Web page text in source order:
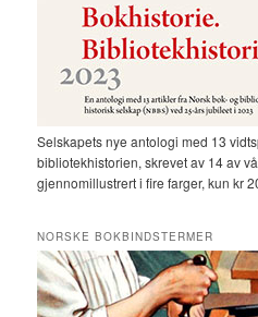
Selskapets nye antologi med 13
bibliotekhistorien, skrevet av 14 av
gjennomillustrert i fire farger, kun kr
NORSKE BOKBINDSTERMER